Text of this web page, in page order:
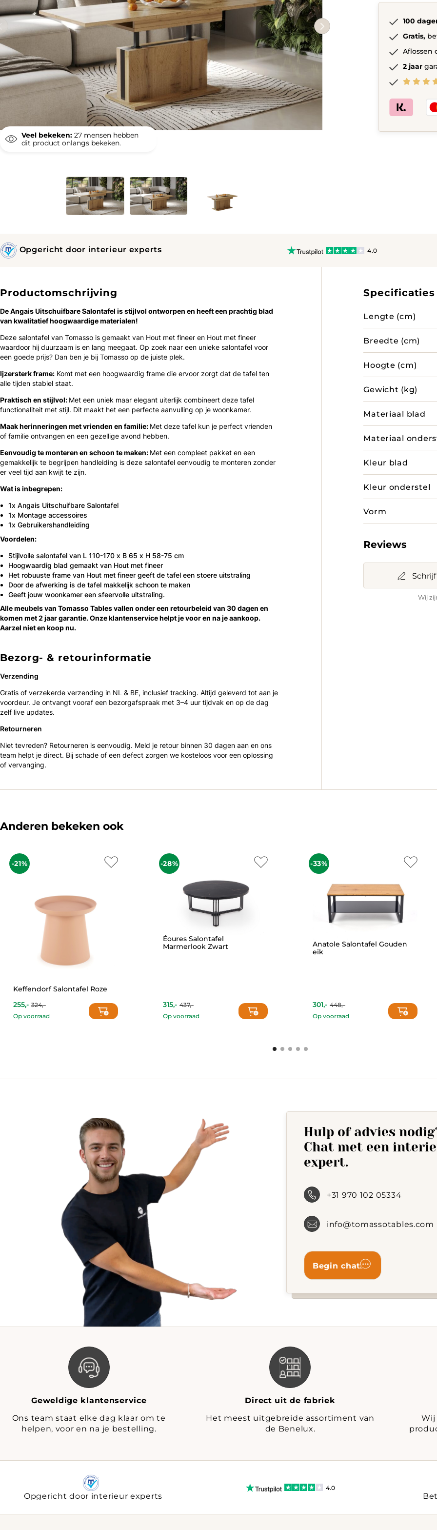
Veel bekeken: 27 mensen hebben
dit product onlangs bekeken.
Wotan
quantity
100
Gratis,
Aflossen
2 jaar
Opgericht door interieur experts 4.0
Productomschrijving
De Angais Uitschuifbare Salontafel is ​​stijlvol ontworpen en heeft een prachtig blad
van kwalitatief hoogwaardige materialen!
Deze salontafel van Tomasso is gemaakt van Hout met fineer en Hout met fineer
waardoor hij duurzaam is en lang meegaat. Op zoek naar een unieke salontafel voor
een goede prijs? Dan ben je bij Tomasso op de juiste plek.
Ijzersterk frame: Komt met een hoogwaardig frame die ervoor zorgt dat de tafel ten
alle tijden stabiel staat.
Praktisch en stijlvol: Met een uniek maar elegant uiterlijk combineert deze tafel
functionaliteit met stijl. Dit maakt het een perfecte aanvulling op je woonkamer.
Maak herinneringen met vrienden en familie: Met deze tafel kun je perfect vrienden
of familie ontvangen en een gezellige avond hebben.
Eenvoudig te monteren en schoon te maken: Met een compleet pakket en een
gemakkelijk te begrijpen handleiding is deze salontafel eenvoudig te monteren zonder
er veel tijd aan kwijt te zijn.
Wat is inbegrepen:
1x Angais Uitschuifbare Salontafel
1x Montage accessoires
1x Gebruikershandleiding
Voordelen:
Stijlvolle salontafel van L 110-170 x B 65 x H 58-75 cm
Hoogwaardig blad gemaakt van Hout met fineer
Het robuuste frame van Hout met fineer geeft de tafel een stoere uitstraling
Door de afwerking is de tafel makkelijk schoon te maken
Geeft jouw woonkamer een sfeervolle uitstraling.
Alle meubels van Tomasso Tables vallen onder een retourbeleid van 30 dagen en
komen met 2 jaar garantie. Onze klantenservice helpt je voor en na je aankoop.
Aarzel niet en koop nu.
Bezorg- & retourinformatie
Verzending
Gratis of verzekerde verzending in NL & BE, inclusief tracking. Altijd geleverd tot aan je
voordeur. Je ontvangt vooraf een bezorgafspraak met 3–4 uur tijdvak en op de dag
zelf live updates.
Retourneren
Niet tevreden? Retourneren is eenvoudig. Meld je retour binnen 30 dagen aan en ons
team helpt je direct. Bij schade of een defect zorgen we kosteloos voor een oplossing
of vervanging.
Specificaties
Lengte (cm)
Breedte (cm)
Hoogte (cm)
Gewicht (kg)
Materiaal blad
Materiaal
Kleur blad
Kleur onderstel
Vorm
Reviews
Wij
Anderen bekeken ook
-21%
Keffendorf Salontafel Roze
255,-
Current
price
324,-
Original
price
Op voorraad
-28%
Éoures Salontafel
Marmerlook Zwart
315,-
Current
price
437,-
Original
price
Op voorraad
-33%
Anatole Salontafel Gouden
eik
301,-
Current
price
448,-
Original
price
Op voorraad
Hulp of advies
Chat met een
expert.
+31 970 102 05334
info@tomassotables.com
Geweldige klantenservice
Ons team staat elke dag klaar om te
helpen, voor en na je bestelling.
Direct uit de fabriek
Het meest uitgebreide assortiment van
de Benelux.
Wij
Opgericht door interieur experts
4.0